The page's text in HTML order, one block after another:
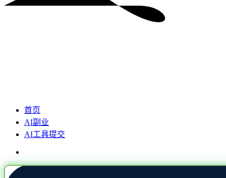
首页
AI副业
AI工具提交